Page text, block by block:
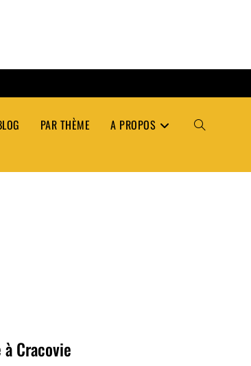
PAR THÈME A PROPOS TOGGLE
Cracovie